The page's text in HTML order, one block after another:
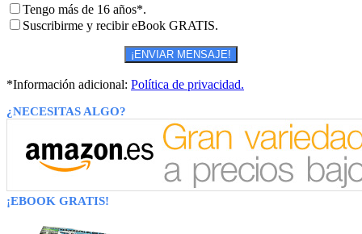
Tengo más de 16 años*.
Suscribirme y recibir eBook GRATIS.
*Información adicional: Política de privacidad.
¿NECESITAS ALGO?
¡EBOOK GRATIS!